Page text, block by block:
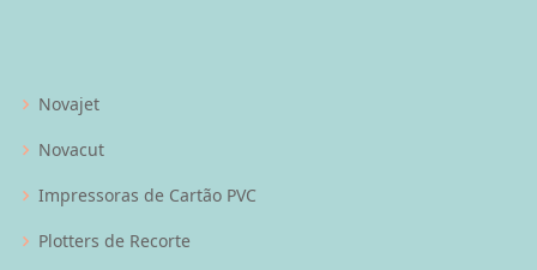
Novajet
Novacut
Impressoras de Cartão PVC
Plotters de Recorte